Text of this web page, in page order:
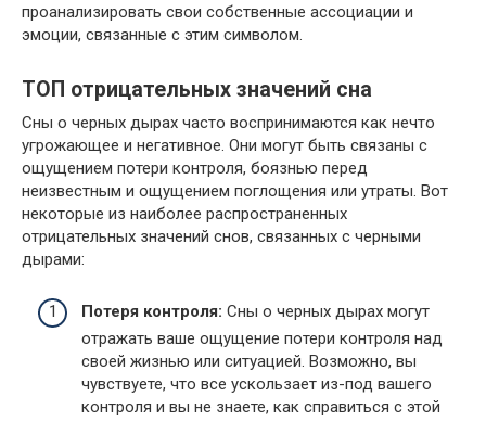
проанализировать свои собственные ассоциации и
эмоции, связанные с этим символом.
ТОП отрицательных значений сна
Сны о черных дырах часто воспринимаются как нечто
угрожающее и негативное. Они могут быть связаны с
ощущением потери контроля, боязнью перед
неизвестным и ощущением поглощения или утраты. Вот
некоторые из наиболее распространенных
отрицательных значений снов, связанных с черными
дырами:
Потеря контроля: Сны о черных дырах могут
отражать ваше ощущение потери контроля над
своей жизнью или ситуацией. Возможно, вы
чувствуете, что все ускользает из-под вашего
контроля и вы не знаете, как справиться с этой